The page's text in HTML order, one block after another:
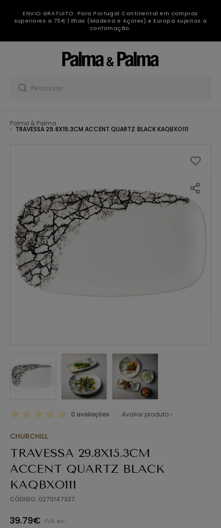
ENVIO GRATUITO: Para Portugal Continental em compras
superiores a 75€ | Ilhas (Madeira e Açores) e Europa sujeitos a
confirmação.
Palma & Palma
TRAVESSA 29.8X15.3CM ACCENT QUARTZ BLACK KAQBXO111
0 avaliações Avaliar produto ›
CHURCHILL
TRAVESSA 29.8X15.3CM
ACCENT QUARTZ BLACK
KAQBXO111
CÓDIGO: 0270147337
39.79€ IVA inc.